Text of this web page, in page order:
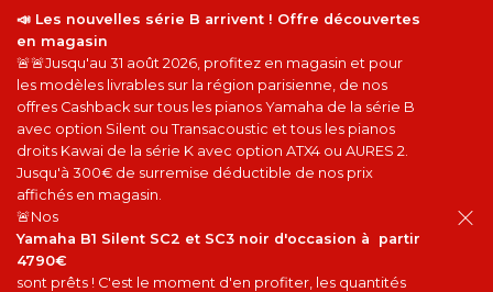
📣 Les nouvelles série B arrivent ! Offre découvertes
en magasin
🚨🚨Jusqu'au 31 août 2026, profitez en magasin et pour
les modèles livrables sur la région parisienne, de nos
offres Cashback sur tous les pianos Yamaha de la série B
avec option Silent ou Transacoustic et tous les pianos
droits Kawai de la série K avec option ATX4 ou AURES 2.
Jusqu'à 300€ de surremise déductible de nos prix
affichés en magasin.
🚨Nos
Yamaha B1 Silent SC2 et SC3 noir d'occasion à partir
4790€
sont prêts ! C'est le moment d'en profiter, les quantités